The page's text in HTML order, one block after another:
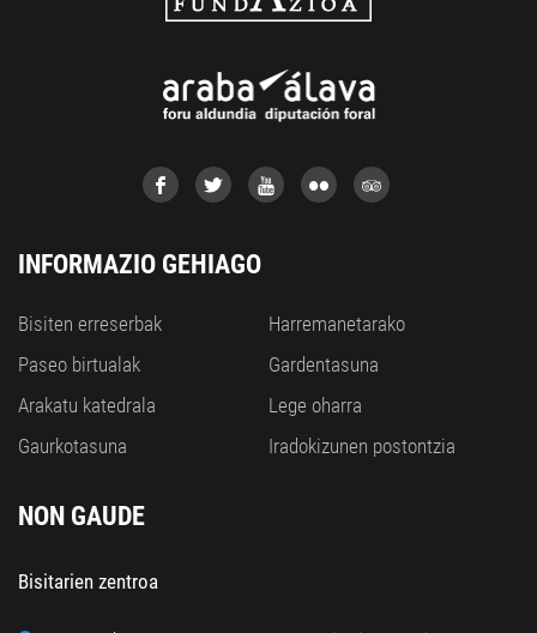
INFORMAZIO GEHIAGO
Bisiten erreserbak
Paseo birtualak
Arakatu katedrala
Gaurkotasuna
Harremanetarako
Gardentasuna
Lege oharra
Iradokizunen postontzia
NON GAUDE
Bisitarien zentroa